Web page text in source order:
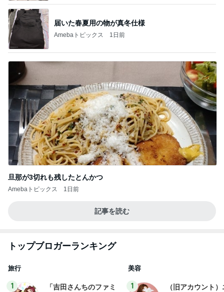
届いた春夏用の物が真冬仕様
Amebaトピックス 1日前
旦那が3切れも残したとんかつ
Amebaトピックス 1日前
記事を読む
トップブロガーランキング
旅行
1
「吉田さんちのファミ
美容
1
（旧アカウント